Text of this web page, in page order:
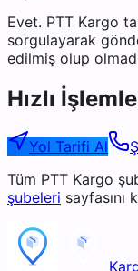
Evet. PTT Kargo
sorgulayarak
edilmiş olup
Hızlı
Yol Tarifi Al
Tüm PTT Kargo
şubeleri sayfasını